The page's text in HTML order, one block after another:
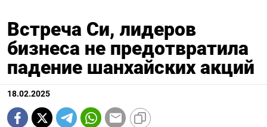
Встреча Си, лидеров
бизнеса не предотвратила
падение шанхайских акций
18.02.2025